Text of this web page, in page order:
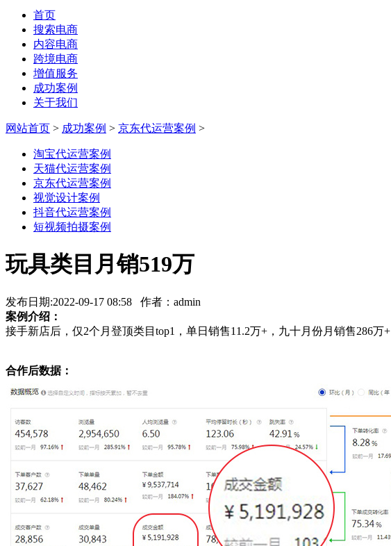
首页
搜索电商
内容电商
跨境电商
增值服务
成功案例
关于我们
网站首页 > 成功案例 > 京东代运营案例 >
淘宝代运营案例
天猫代运营案例
京东代运营案例
视觉设计案例
抖音代运营案例
短视频拍摄案例
玩具类目月销519万
发布日期:2022-09-17 08:58 作者：admin
案例介绍：
接手新店后，仅2个月登顶类目top1，单日销售11.2万+，九十月份月销售286
合作后数据：